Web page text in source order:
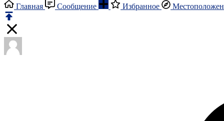
Главная Сообщение Избранное